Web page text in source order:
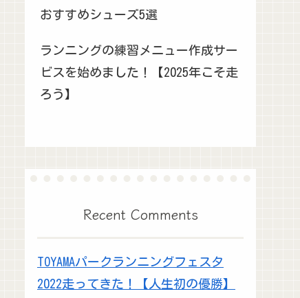
おすすめシューズ5選
ランニングの練習メニュー作成サー
ビスを始めました！【2025年こそ走
ろう】
Recent Comments
TOYAMAパークランニングフェスタ
2022走ってきた！【人生初の優勝】